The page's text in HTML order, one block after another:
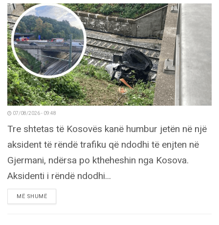
07/08/2026 - 09:48
Tre shtetas të Kosovës kanë humbur jetën në një
aksident të rëndë trafiku që ndodhi të enjten në
Gjermani, ndërsa po ktheheshin nga Kosova.
Aksidenti i rëndë ndodhi...
MË SHUMËDETAILS